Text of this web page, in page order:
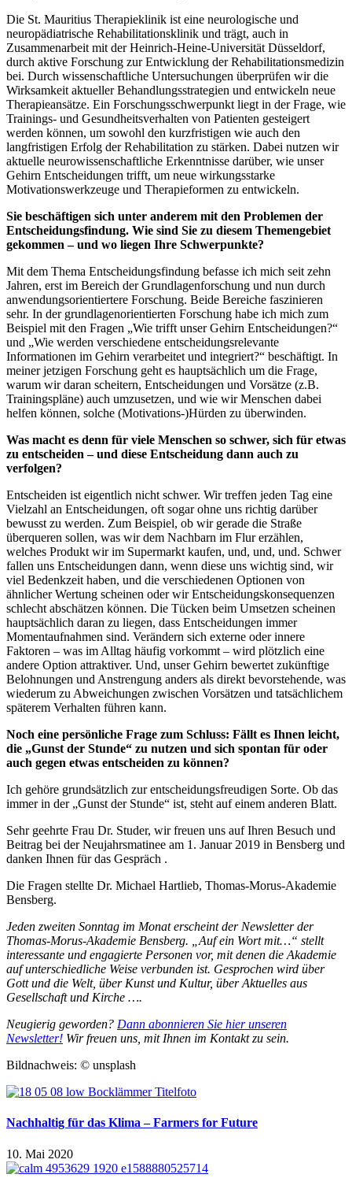
Die St. Mauritius Therapieklinik ist eine neurologische und
neuropädiatrische Rehabilitationsklinik und trägt, auch in
Zusammenarbeit mit der Heinrich-Heine-Universität Düsseldorf,
durch aktive Forschung zur Entwicklung der Rehabilitationsmedizin
bei. Durch wissenschaftliche Untersuchungen überprüfen wir die
Wirksamkeit aktueller Behandlungsstrategien und entwickeln neue
Therapieansätze. Ein Forschungsschwerpunkt liegt in der Frage, wie
Trainings- und Gesundheitsverhalten von Patienten gesteigert
werden können, um sowohl den kurzfristigen wie auch den
langfristigen Erfolg der Rehabilitation zu stärken. Dabei nutzen wir
aktuelle neurowissenschaftliche Erkenntnisse darüber, wie unser
Gehirn Entscheidungen trifft, um neue wirkungsstarke
Motivationswerkzeuge und Therapieformen zu entwickeln.
Sie beschäftigen sich unter anderem mit den Problemen der
Entscheidungsfindung. Wie sind Sie zu diesem Themengebiet
gekommen – und wo liegen Ihre Schwerpunkte?
Mit dem Thema Entscheidungsfindung befasse ich mich seit zehn
Jahren, erst im Bereich der Grundlagenforschung und nun durch
anwendungsorientiertere Forschung. Beide Bereiche faszinieren
sehr. In der grundlagenorientierten Forschung habe ich mich zum
Beispiel mit den Fragen „Wie trifft unser Gehirn Entscheidungen?“
und „Wie werden verschiedene entscheidungsrelevante
Informationen im Gehirn verarbeitet und integriert?“ beschäftigt. In
meiner jetzigen Forschung geht es hauptsächlich um die Frage,
warum wir daran scheitern, Entscheidungen und Vorsätze (z.B.
Trainingspläne) auch umzusetzen, und wie wir Menschen dabei
helfen können, solche (Motivations-)Hürden zu überwinden.
Was macht es denn für viele Menschen so schwer, sich für etwas
zu entscheiden – und diese Entscheidung dann auch zu
verfolgen?
Entscheiden ist eigentlich nicht schwer. Wir treffen jeden Tag eine
Vielzahl an Entscheidungen, oft sogar ohne uns richtig darüber
bewusst zu werden. Zum Beispiel, ob wir gerade die Straße
überqueren sollen, was wir dem Nachbarn im Flur erzählen,
welches Produkt wir im Supermarkt kaufen, und, und, und. Schwer
fallen uns Entscheidungen dann, wenn diese uns wichtig sind, wir
viel Bedenkzeit haben, und die verschiedenen Optionen von
ähnlicher Wertung scheinen oder wir Entscheidungskonsequenzen
schlecht abschätzen können. Die Tücken beim Umsetzen scheinen
hauptsächlich daran zu liegen, dass Entscheidungen immer
Momentaufnahmen sind. Verändern sich externe oder innere
Faktoren – was im Alltag häufig vorkommt – wird plötzlich eine
andere Option attraktiver. Und, unser Gehirn bewertet zukünftige
Belohnungen und Anstrengung anders als direkt bevorstehende, was
wiederum zu Abweichungen zwischen Vorsätzen und tatsächlichem
späterem Verhalten führen kann.
Noch eine persönliche Frage zum Schluss: Fällt es Ihnen leicht,
die „Gunst der Stunde“ zu nutzen und sich spontan für oder
auch gegen etwas entscheiden zu können?
Ich gehöre grundsätzlich zur entscheidungsfreudigen Sorte. Ob das
immer in der „Gunst der Stunde“ ist, steht auf einem anderen Blatt.
Sehr geehrte Frau Dr. Studer, wir freuen uns auf Ihren Besuch und
Beitrag bei der Neujahrsmatinee am 1. Januar 2019 in Bensberg und
danken Ihnen für das Gespräch .
Die Fragen stellte Dr. Michael Hartlieb, Thomas-Morus-Akademie
Bensberg.
Jeden zweiten Sonntag im Monat erscheint der Newsletter der
Thomas-Morus-Akademie Bensberg. „Auf ein Wort mit…“ stellt
interessante und engagierte Personen vor, mit denen die Akademie
auf unterschiedliche Weise verbunden ist. Gesprochen wird über
Gott und die Welt, über Kunst und Kultur, über Aktuelles aus
Gesellschaft und Kirche ….
Neugierig geworden? Dann abonnieren Sie hier unseren
Newsletter! Wir freuen uns, mit Ihnen im Kontakt zu sein.
Bildnachweis: © unsplash
Nachhaltig für das Klima – Farmers for Future
10. Mai 2020